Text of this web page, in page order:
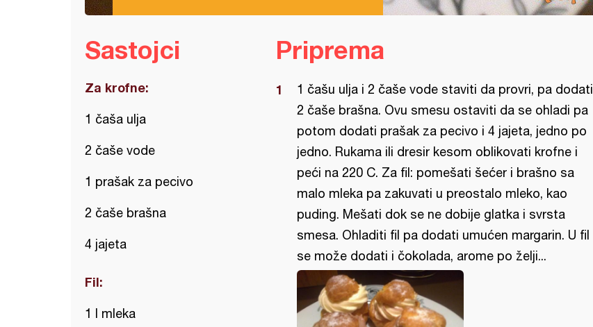
Sastojci
Za krofne:
1 čaša ulja
2 čaše vode
1 prašak za pecivo
2 čaše brašna
4 jajeta
Fil:
1 l mleka
Priprema
1 čašu ulja i 2 čaše vode staviti da provri, pa dodati
2 čaše brašna. Ovu smesu ostaviti da se ohladi pa
potom dodati prašak za pecivo i 4 jajeta, jedno po
jedno. Rukama ili dresir kesom oblikovati krofne i
peći na 220 C. Za fil: pomešati šećer i brašno sa
malo mleka pa zakuvati u preostalo mleko, kao
puding. Mešati dok se ne dobije glatka i svrsta
smesa. Ohladiti fil pa dodati umućen margarin. U fil
se može dodati i čokolada, arome po želji...